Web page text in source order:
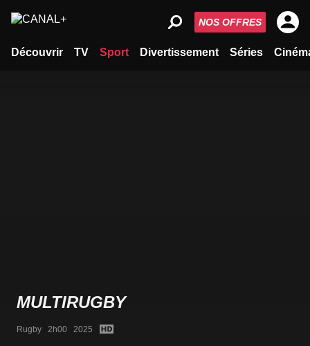
Découvrir TV Sport Divertissement Séries
NOS OFFRES
MULTIRUGBY
Rugby   2h00   2025